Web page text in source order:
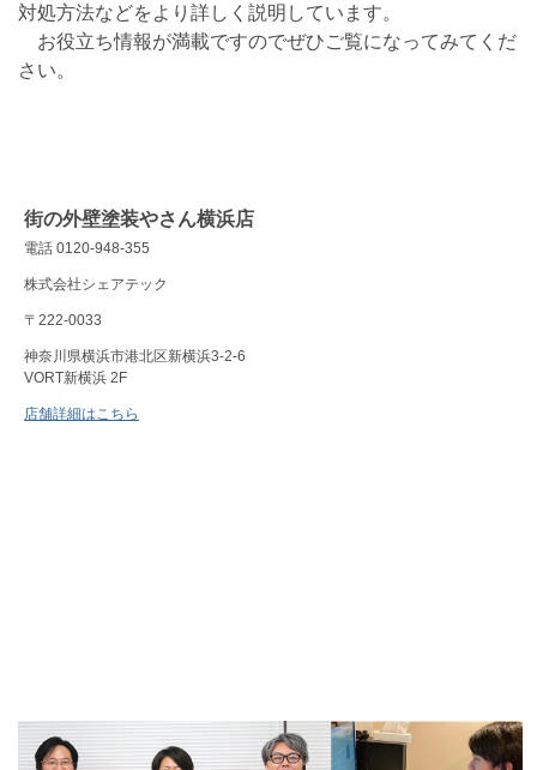
対処方法などをより詳しく説明しています。
お役立ち情報が満載ですのでぜひご覧になってみてくだ
さい。
街の外壁塗装やさん横浜店
電話 0120-948-355
株式会社シェアテック
〒222-0033
神奈川県横浜市港北区新横浜3-2-6
VORT新横浜 2F
店舗詳細はこちら